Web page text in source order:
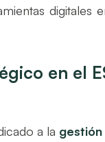
digitales
en el
a la